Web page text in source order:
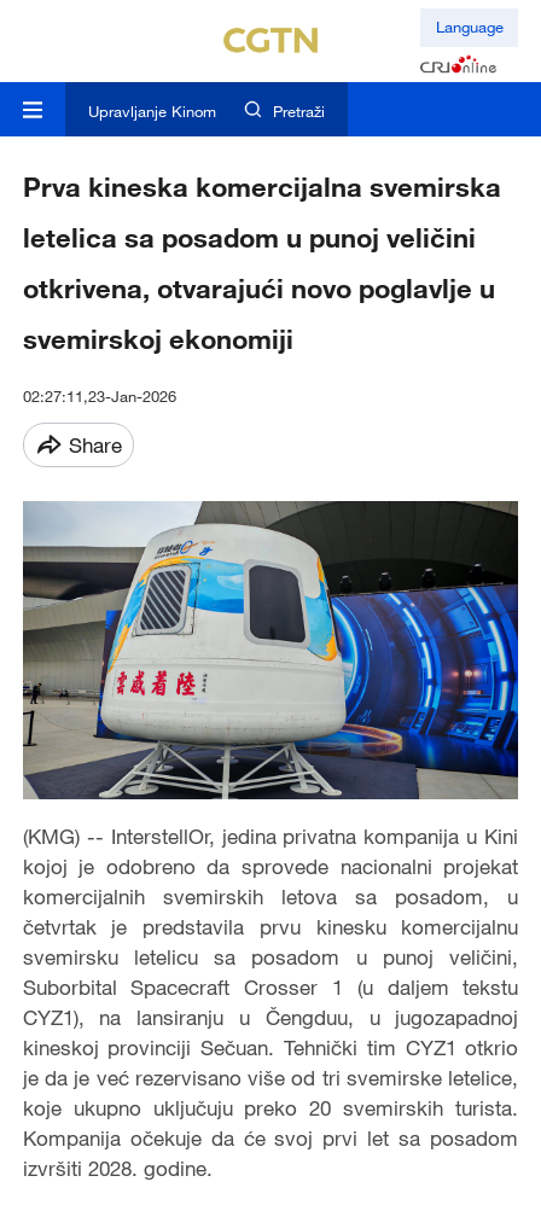
Language
Upravljanje Kinom Pretraži
Prva kineska komercijalna svemirska
letelica sa posadom u punoj veličini
otkrivena, otvarajući novo poglavlje u
svemirskoj ekonomiji
02:27:11,23-Jan-2026
Share
(KMG) -- InterstellOr, jedina privatna kompanija u Kini
kojoj je odobreno da sprovede nacionalni projekat
komercijalnih svemirskih letova sa posadom, u
četvrtak je predstavila prvu kinesku komercijalnu
svemirsku letelicu sa posadom u punoj veličini,
Suborbital Spacecraft Crosser 1 (u daljem tekstu
CYZ1), na lansiranju u Čengduu, u jugozapadnoj
kineskoj provinciji Sečuan. Tehnički tim CYZ1 otkrio
je da je već rezervisano više od tri svemirske letelice,
koje ukupno uključuju preko 20 svemirskih turista.
Kompanija očekuje da će svoj prvi let sa posadom
izvršiti 2028. godine.